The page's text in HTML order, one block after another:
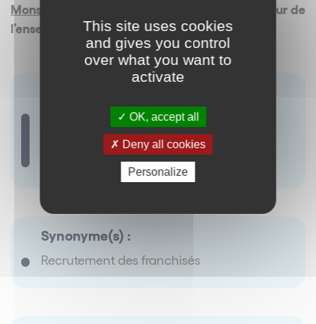
Monsieur Steve Burggraf
, dirigeant et fondateur de
l’enseigne BIG FERNAND.
Clause de confidentialitéClause de
confidentialité renforcéeClause de
déclarations préalablesContrat de
Franchise
Synonyme(s) :
Recrutement des franchisés
This site uses cookies
and gives you control
over what you want to
activate
OK, accept all
Deny all cookies
Personalize